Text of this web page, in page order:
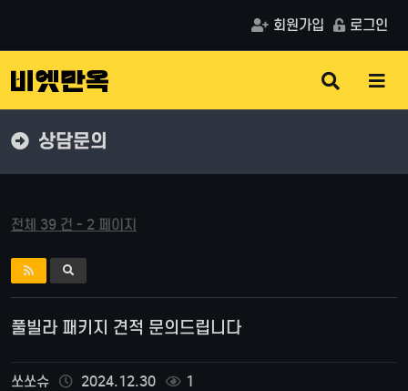
회원가입 로그인
검
색
버
메
버
상담문의
전체 39 건 - 2 페이지
풀빌라 패키지 견적 문의드립니다
쏘쏘슈 2024.12.30 1